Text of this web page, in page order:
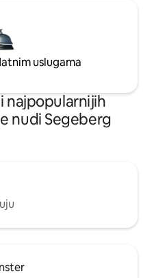
uslugama
najpopularnijih
nudi Segeberg